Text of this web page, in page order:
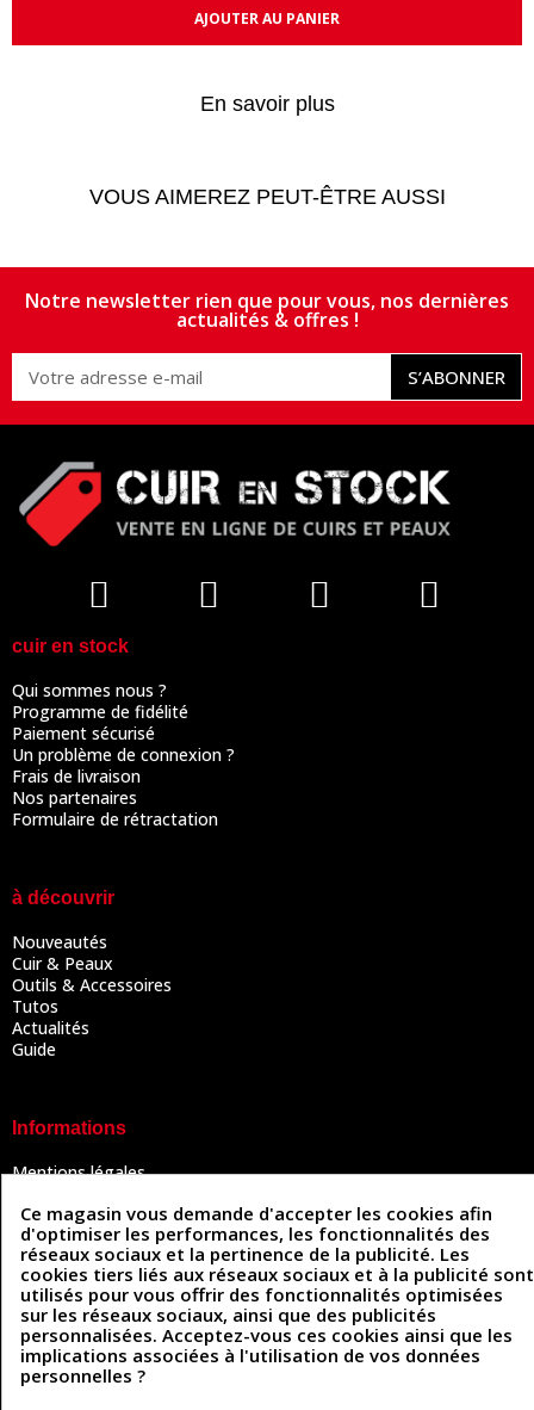
AJOUTER AU PANIER
En savoir plus
VOUS AIMEREZ PEUT-ÊTRE AUSSI
Notre newsletter rien que pour vous, nos dernières
actualités & offres !
S’ABONNER
cuir en stock
Qui sommes nous ?
Programme de fidélité
Paiement sécurisé
Un problème de connexion ?
Frais de livraison
Nos partenaires
Formulaire de rétractation
à découvrir
Nouveautés
Cuir & Peaux
Outils & Accessoires
Tutos
Actualités
Guide
Informations
Mentions légales
Politique de confidentialité
Politique des cookies
Contactez-nous
Coordonnées
493 Chemin de Catougnac
Ce magasin vous demande d'accepter les cookies afin
d'optimiser les performances, les fonctionnalités des
réseaux sociaux et la pertinence de la publicité. Les
cookies tiers liés aux réseaux sociaux et à la publicité sont
utilisés pour vous offrir des fonctionnalités optimisées
sur les réseaux sociaux, ainsi que des publicités
personnalisées. Acceptez-vous ces cookies ainsi que les
implications associées à l'utilisation de vos données
personnelles ?